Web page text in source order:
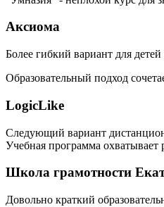
Аксиома
Более гибкий вариант для
Образовательный подход
LogicLike
Следующий вариант
Учебная программа охватывает
Школа грамотности
Довольно краткий